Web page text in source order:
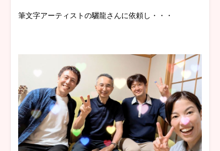
筆文字アーティストの驪龍さんに依頼し・・・